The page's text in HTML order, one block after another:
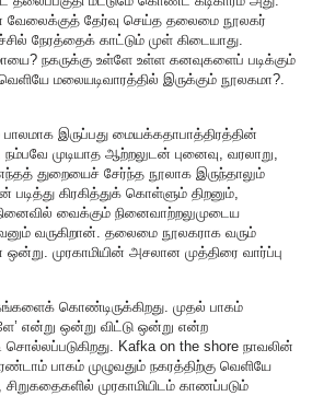
வேலைக்குத் தேர்வு செய்த தலைமை நூலகர்
நேரத்தைக் காட்டும் முள் கிடையாது.
நகருக்கு உள்ளே உள்ள கனவுகளைப் படிக்கும்
மலையடிவாரத்தில் இருக்கும் நூலகமா?.
இருப்பது மையக்கதாபாத்திரத்தின்
முடியாத ஆற்றலுடன் புனைவு, வரலாறு,
துறையைச் சேர்ந்த நூலாக இருந்தாலும்
கிரகித்துக் கொள்ளும் திறனும்,
வைக்கும் நினைவாற்றலுமுடைய
வருகிறான். தலைமை நூலகராக வரும்
முரகாமியின் அசலான முத்திரை வார்ப்பு
கொண்டிருக்கிறது. முதல் பாகம்
என்று ஒன்று விட்டு ஒன்று என்ற
Kafka on the shore நாவலின்
பாகம் முழுவதும் நகரத்திற்கு வெளியே
முரகாமியிடம் காணப்படும்